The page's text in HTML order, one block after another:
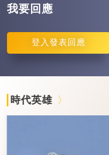
我要回應
登入 發表回應
時代英雄